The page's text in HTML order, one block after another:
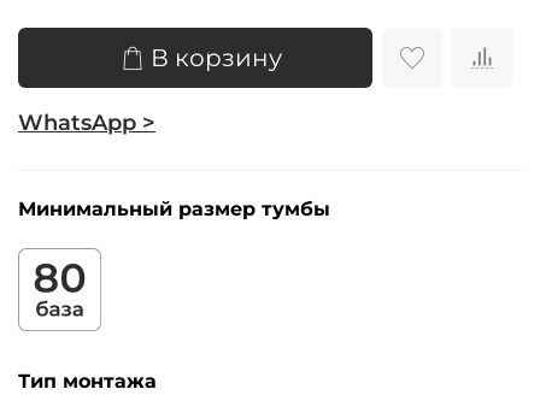
В корзину
WhatsApp >
Минимальный размер тумбы
Тип монтажа